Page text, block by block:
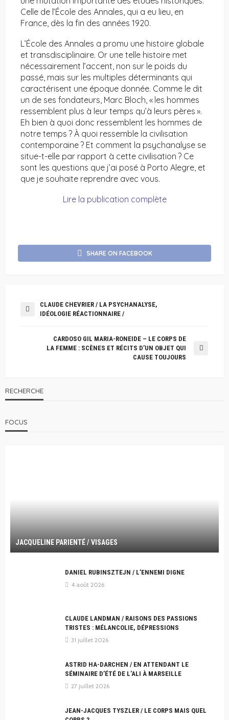
Celle de l’École des Annales, qui a eu lieu, en
France, dès la fin des années 1920.
L’École des Annales a promu une histoire globale
et transdisciplinaire. Or une telle histoire met
nécessairement l’accent, non sur le poids du
passé, mais sur les multiples déterminants qui
caractérisent une époque donnée. Comme le dit
un de ses fondateurs, Marc Bloch, « les hommes
ressemblent plus à leur temps qu’à leurs pères ».
Eh bien à quoi donc ressemblent les hommes de
notre temps ? À quoi ressemble la civilisation
contemporaine ? Et comment la psychanalyse se
situe-t-elle par rapport à cette civilisation ? Ce
sont les questions que j’ai posé à Porto Alegre, et
que je souhaite reprendre avec vous.
Lire la publication complète
SHARE ON FACEBOOK
CLAUDE CHEVRIER / LA PSYCHANALYSE,
IDÉOLOGIE RÉACTIONNAIRE /
CARDOSO GIL MARIA-RONEIDE – LE CORPS DE
LA FEMME : SCÈNES ET RÉCITS D’UN OBJET QUI
CAUSE TOUJOURS
RECHERCHE
FOCUS
JACQUELINE PARIENTÉ / VISAGES
DANIEL RUBINSZTEJN / L’ENNEMI DIGNE
4 août 2026
CLAUDE LANDMAN / RAISONS DES PASSIONS
TRISTES : MÉLANCOLIE, DÉPRESSIONS
31 juillet 2026
ASTRID HA-DARCHEN / EN ATTENDANT LE
SÉMINAIRE D’ÉTÉ DE L’ALI À MARSEILLE
27 juillet 2026
JEAN-JACQUES TYSZLER / LE CORPS MAIS QUEL